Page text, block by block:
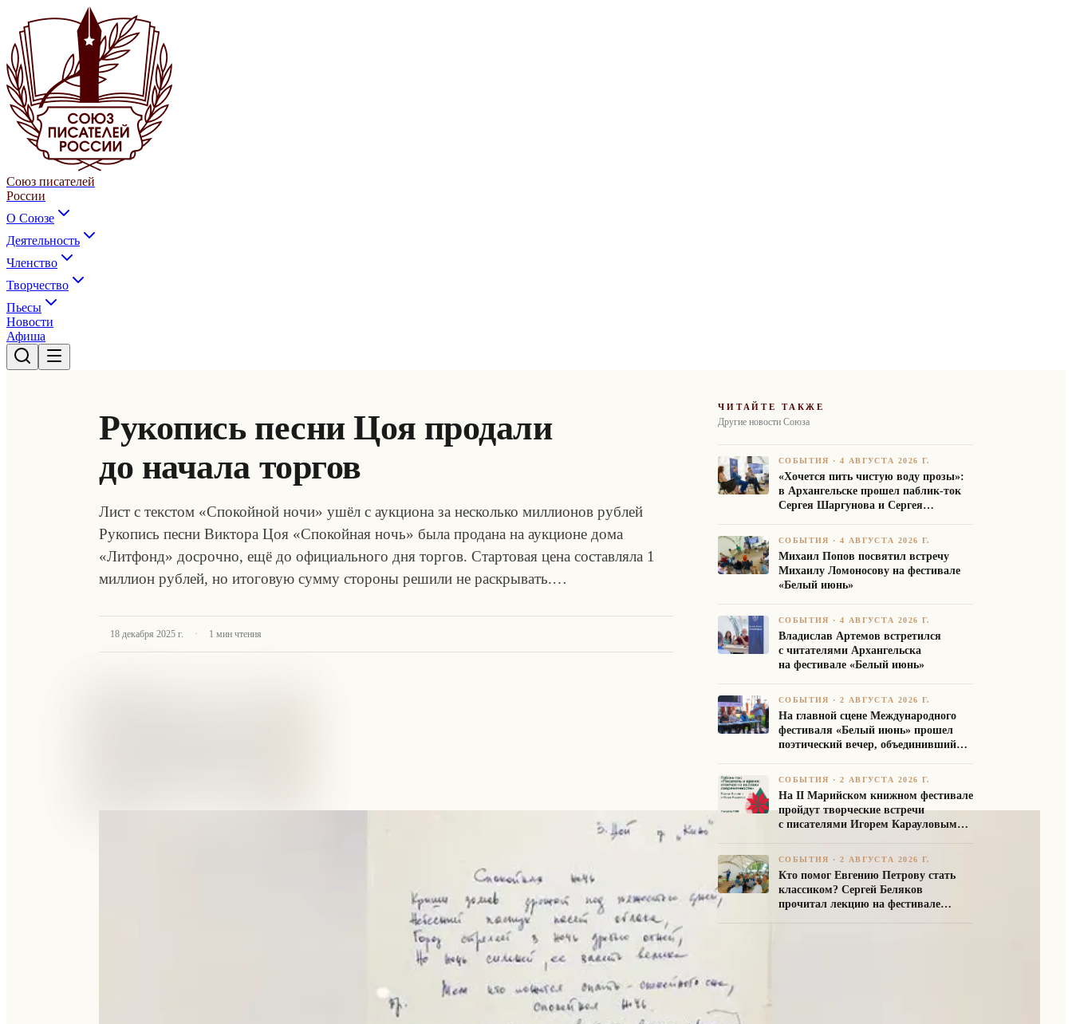
Союз писателей
России
О Союзе
Деятельность
Членство
Творчество
Пьесы
Новости
Афиша
Рукопись песни Цоя продали
до начала торгов
Лист с текстом «Спокойной ночи» ушёл с аукциона за несколько миллионов рублей
Рукопись песни Виктора Цоя «Спокойная ночь» была продана на аукционе дома
«Литфонд» досрочно, ещё до официального дня торгов. Стартовая цена составляла 1
миллион рублей, но итоговую сумму стороны решили не раскрывать.…
18 декабря 2025 г. · 1 мин чтения
ЧИТАЙТЕ ТАКЖЕ
Другие новости Союза
СОБЫТИЯ ·4 АВГУСТА 2026 Г.
«Хочется пить чистую воду прозы»:
в Архангельске прошел паблик-ток
Сергея Шаргунова и Сергея
СОБЫТИЯ ·4 АВГУСТА 2026 Г.
Михаил Попов посвятил встречу
Михаилу Ломоносову на фестивале
«Белый июнь»
СОБЫТИЯ ·4 АВГУСТА 2026 Г.
Владислав Артемов встретился
с читателями Архангельска
на фестивале «Белый июнь»
СОБЫТИЯ ·2 АВГУСТА 2026 Г.
На главной сцене Международного
фестиваля «Белый июнь» прошел
поэтический вечер, объединивший
СОБЫТИЯ ·2 АВГУСТА 2026 Г.
На II Марийском книжном фестивале
пройдут творческие встречи
с писателями Игорем Карауловым
СОБЫТИЯ ·2 АВГУСТА 2026 Г.
Кто помог Евгению Петрову стать
классиком? Сергей Беляков
прочитал лекцию на фестивале